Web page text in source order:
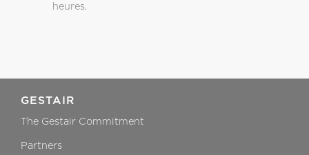
heures.
GESTAIR
The Gestair Commitment
Partners